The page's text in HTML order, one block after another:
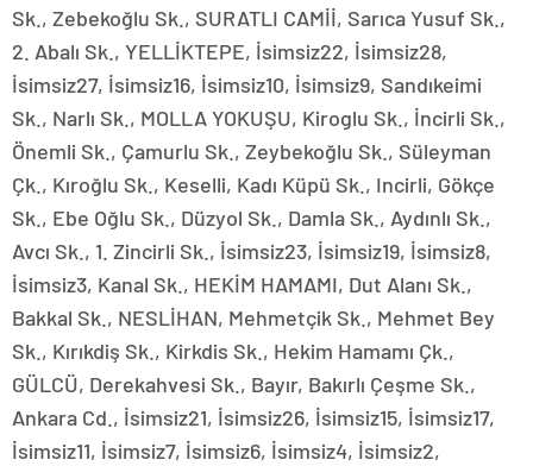
Sk., Zebekoğlu Sk., SURATLI CAMİİ, Sarıca Yusuf Sk.,
2. Abalı Sk., YELLİKTEPE, İsimsiz22, İsimsiz28,
İsimsiz27, İsimsiz16, İsimsiz10, İsimsiz9, Sandıkeimi
Sk., Narlı Sk., MOLLA YOKUŞU, Kiroglu Sk., İncirli Sk.,
Önemli Sk., Çamurlu Sk., Zeybekoğlu Sk., Süleyman
Çk., Kıroğlu Sk., Keselli, Kadı Küpü Sk., Incirli, Gökçe
Sk., Ebe Oğlu Sk., Düzyol Sk., Damla Sk., Aydınlı Sk.,
Avcı Sk., 1. Zincirli Sk., İsimsiz23, İsimsiz19, İsimsiz8,
İsimsiz3, Kanal Sk., HEKİM HAMAMI, Dut Alanı Sk.,
Bakkal Sk., NESLİHAN, Mehmetçik Sk., Mehmet Bey
Sk., Kırıkdiş Sk., Kirkdis Sk., Hekim Hamamı Çk.,
GÜLCÜ, Derekahvesi Sk., Bayır, Bakırlı Çeşme Sk.,
Ankara Cd., İsimsiz21, İsimsiz26, İsimsiz15, İsimsiz17,
İsimsiz11, İsimsiz7, İsimsiz6, İsimsiz4, İsimsiz2,